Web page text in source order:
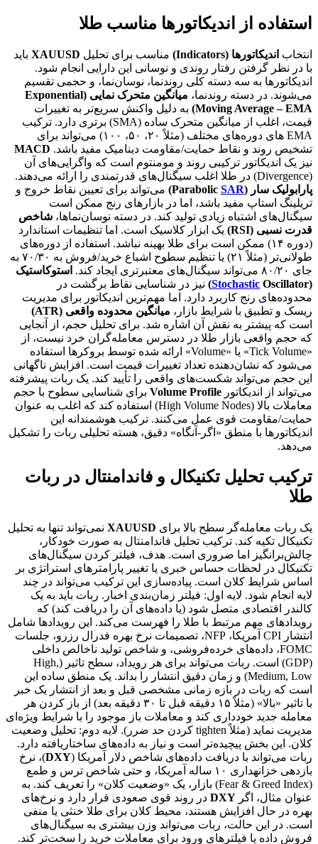
استفاده از اندیکاتورها مناسب طلا
انتخاب اندیکاتورها (Indicators) مناسب برای تحلیل XAUUSD باید
با در نظر گرفتن رفتار روندی و نوسانی این دارایی انجام شود.
اندیکاتورها به سه دسته کلی روندنما، نوسان‌نما، و حجمی تقسیم
می‌شوند. در دسته روندنما،
میانگین متحرک نمایی (Exponential
Moving Average – EMA) به دلیل واکنش سریع‌تر به تغییرات
قیمت، اغلب از میانگین متحرک ساده (SMA) برتری دارد. ترکیب
EMA های دوره‌های مختلف (مثلاً ۲۰، ۵۰، ۱۰۰) می‌تواند برای
تشخیص روند و نقاط حمایت/مقاومت دینامیک مفید باشد. MACD
نیز یک اندیکاتور ترکیبی روند و مومنتوم است که واگرایی‌های آن
(Divergence) در طلا اغلب سیگنال‌های قدرتمندی را ارائه می‌دهند.
پارابولیک سار (ParabolicSAR
) می‌تواند برای تعیین نقاط خروج و
تریلینگ استاپ مفید باشد، اما در بازارهای رنج ممکن است
سیگنال‌های اشتباه زیادی تولید کند. در دسته نوسان‌نماها، شاخص
قدرت نسبی (RSI)
یک ابزار کلاسیک است. اما تنظیمات استاندارد
(دوره ۱۴) ممکن است برای طلا بهینه نباشد. استفاده از دوره‌های
طولانی‌تر (مثلاً ۲۱) یا تنظیم سطوح اشباع خرید/فروش به ۷۰/۳۰ به
جای ۸۰/۲۰ می‌تواند سیگنال‌های معتبرتری ایجاد کند.
استوکاستیک
(
Stochastic Oscillator)
نیز در شناسایی نقاط برگشت در
محدوده‌های رنج کاربرد دارد. اما مهم‌ترین اندیکاتور برای مدیریت
ریسک و تطبیق با شرایط بازار، میانگین محدوده واقعی (ATR)
است که پیشتر به نقش آن اشاره شد. برای تحلیل حجم، از آنجایی
که حجم واقعی بازار طلا در دسترس معامله‌گران خرد نیست، از
«Tick Volume» یا «Volume» ارائه شده توسط بروکرها استفاده
می‌شود که نشان‌دهنده تعداد تغییرات قیمت است. افزایش ناگهانی
این حجم می‌تواند شکست‌های واقعی را تأیید کند. یک ربات پیشرفته
می‌تواند از اندیکاتور Volume Profile برای شناسایی سطوح با حجم
معاملات بالا (High Volume Nodes) استفاده کند که اغلب به عنوان
حمایت/مقاومت قوی عمل می‌کنند. ترکیب هوشمندانه این
اندیکاتورها با منطق «اگر-آنگاه» دقیق، هسته تحلیلی ربات را تشکیل
می‌دهد.
ترکیب تحلیل تکنیکال و فاندامنتال در ربات
طلا
یک ربات معامله‌گر سطح بالا برای XAUUSD نمی‌تواند تنها به تحلیل
تکنیکال تکیه کند. ترکیب تحلیل فاندامنتال به صورت خودکار،
چالش‌برانگیز اما ضروری است. هدف، فیلتر کردن سیگنال‌های
تکنیکال در لحظات حساس خبری یا تغییر پارامترهای استراتژی بر
اساس شرایط کلان است. پیاده‌سازی این ترکیب می‌تواند در چند
لایه انجام شود. لایه اول: فیلتر زمان‌بندی اخبار. ربات باید به یک
کالندر اقتصادی متصل شود (یا داده‌های آن را دریافت کند) که
رویدادهای مهم مرتبط با طلا را فهرست می‌کند. این رویدادها شامل
انتشار CPI آمریکا، NFP، تصمیمات نرخ بهره فدرال رزرو، جلسات
FOMC، داده‌های خرده‌فروشی، و شاخص تولید ناخالص داخلی
(GDP) است. ربات می‌تواند برای هر رویداد، سطح تاثیر (High,
Medium, Low) و زمان دقیق انتشار را بداند. یک منطق ساده این
است که ربات در بازه زمانی مشخصی قبل و بعد از انتشار یک خبر
با تاثیر «بالا» (مثلاً ۱۵ دقیقه قبل تا ۳۰ دقیقه بعد) از باز کردن هر
معامله جدید خودداری کند و معاملات باز موجود را با شرایط ویژه‌ای
مدیریت نماید (مثلاً tighten کردن حد ضرر). لایه دوم: تحلیل وضعیت
کلان. این بخش پیچیده‌تر است و نیاز به داده‌های ساختاریافته دارد.
ربات می‌تواند با دریافت داده‌های شاخص دلار آمریکا (DXY)، نرخ
بازدهی خزانهداری ۱۰ ساله آمریکا، و حتی شاخص ترس و طمع
(Fear & Greed Index) بازار، یک «وضعیت کلان» را تعریف کند. به
عنوان مثال، اگر DXY در روند قوی صعودی قرار دارد و نرخ‌های
بهره در حال افزایش هستند، محیط کلان برای طلا خنثی یا منفی
است. در این حالت، ربات می‌تواند وزن بیشتری به سیگنال‌های
فروش داده یا فیلترهای ورود برای معاملات خرید را سخت‌تر کند.